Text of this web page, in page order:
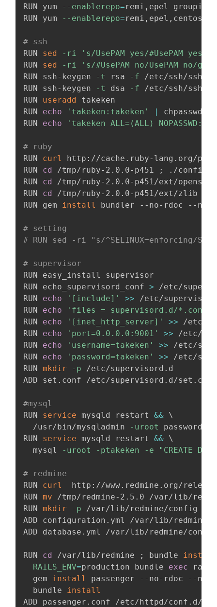
RUN yum
--enablerepo=remi,epel
RUN yum
--enablerepo=
# ssh
RUN sed -ri
's/UsePAM yes/#UsePAM yes/g'
RUN sed -ri 's/#UsePAM no/UsePAM no/g'
RUN ssh-keygen
-t rsa -f /etc/ssh/
RUN ssh-keygen
-t dsa -f /etc/ssh/
RUN useradd takeken
RUN echo 'takeken:takeken' |
chpasswd
RUN echo 'takeken ALL=(ALL)
# ruby
RUN curl
http://cache.ruby-lang.org/
RUN cd /tmp/ruby-2.0.0-p451 ;
./
RUN cd
/tmp/ruby-2.0.0-p451/ext/openssl
RUN cd /tmp/ruby-2.0.0-p451/ext/zlib
RUN gem
install bundler --no-rdoc --
# setting
# RUN sed -ri "s/^SELINUX=enforcing/
# supervisor
RUN easy_install supervisor
RUN echo_supervisord_conf > /etc/
RUN echo '[include]' >> /etc/
RUN echo
'files = supervisord.d/*.conf'
RUN echo '[inet_http_server]' >> /etc/
RUN echo 'port=0.0.0.0:9001' >> /etc/
RUN echo 'username=takeken' >> /etc/
RUN echo 'password=takeken' >> /etc/
RUN mkdir -p /etc/supervisord.d
ADD set.conf /etc/supervisord.d/set.conf
#mysql
RUN service mysqld restart && \
  /usr/bin/mysqladmin
-uroot
password
RUN service mysqld restart && \
  mysql
-uroot -ptakeken -e "CREATE
# redmine
RUN curl
http://www.redmine.org/
RUN mv /tmp/redmine-2.5.0 /var/lib/
RUN mkdir -p /var/lib/redmine/config
ADD configuration.yml /var/lib/
ADD database.yml /var/lib/redmine/
RUN cd /var/lib/redmine ; bundle
install
RAILS_ENV=production bundle exec rake
  gem
install
passenger --no-rdoc --
  bundle
install
ADD passenger.conf /etc/httpd/conf.d/